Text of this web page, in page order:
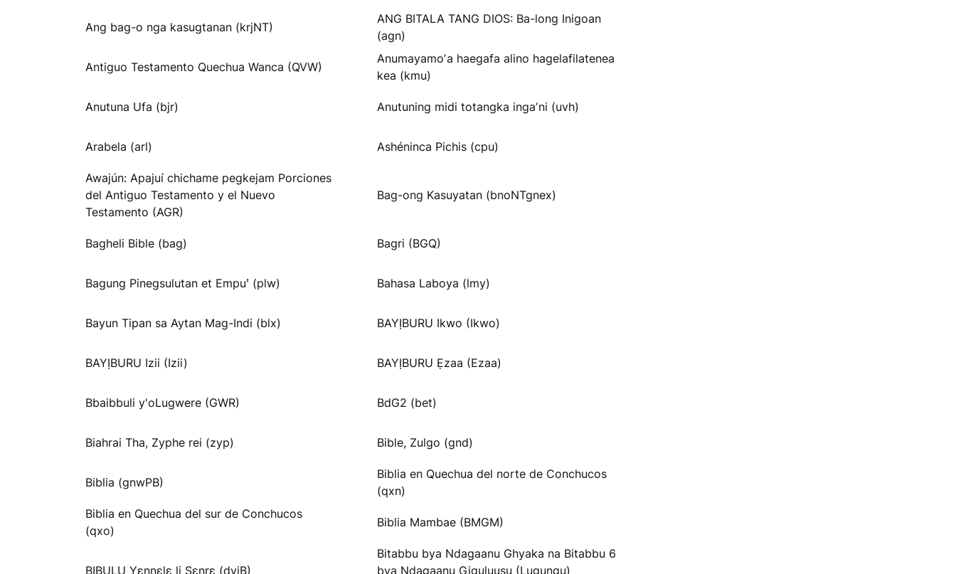
Ang bag-o nga kasugtanan (krjNT)
ANG BITALA TANG DIOS: Ba-long Inigoan
(agn)
Antiguo Testamento Quechua Wanca (QVW)
Anumayamoʼa haegafa alino hagelafilatenea
kea (kmu)
Anutuna Ufa (bjr) Anutuning midi totangka ingaʼni (uvh)
Arabela (arl) Ashéninca Pichis (cpu)
Awajún: Apajuí chichame pegkejam Porciones
del Antiguo Testamento y el Nuevo
Testamento (AGR)
Bag-ong Kasuyatan (bnoNTgnex)
Bagheli Bible (bag) Bagri (BGQ)
Bagung Pinegsulutan et Empuꞌ (plw) Bahasa Laboya (lmy)
Bayun Tipan sa Aytan Mag-Indi (blx) BAYỊBURU Ikwo (Ikwo)
BAYỊBURU Izii (Izii) BAYỊBURU Ẹzaa (Ezaa)
Bbaibbuli y'oLugwere (GWR) BdG2 (bet)
Biahrai Tha, Zyphe rei (zyp) Bible, Zulgo (gnd)
Biblia (gnwPB)
Biblia en Quechua del norte de Conchucos
(qxn)
Biblia en Quechua del sur de Conchucos
(qxo)
Biblia Mambae (BMGM)
BIBULU Yɛnŋɛlɛ li Sɛnrɛ (dyiB)
Bitabbu bya Ndagaanu Ghyaka na Bitabbu 6
bya Ndagaanu Gi̱gu̱lu̱u̱su̱ (Lugungu)